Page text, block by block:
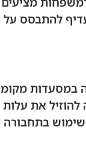
להתבסס
במסעדות
את
בתחבורה